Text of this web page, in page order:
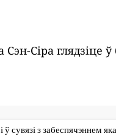
Сіра глядзіце ў
сувязі з забеспячэннем